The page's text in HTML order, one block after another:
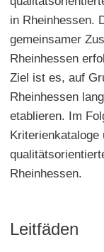
in Rheinhessen.
gemeinsamer
Rheinhessen
Ziel ist es, auf
Rheinhessen
etablieren. Im
Kriterienkataloge
Rheinhessen.
Leitfäden